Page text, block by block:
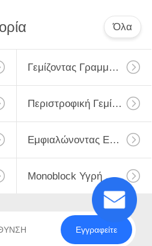
Όλα
Γεμίζοντας Γραμμή Γάλακτος Monoblock
Περιστροφική Γεμίζοντας Γραμμή Μπουκαλιών Γάλακτος
Εμφιαλώνοντας Εξοπλισμός Γάλακτος
Monoblock Υγρή Μηχανή Πλήρωσης
Εγγραφείτε